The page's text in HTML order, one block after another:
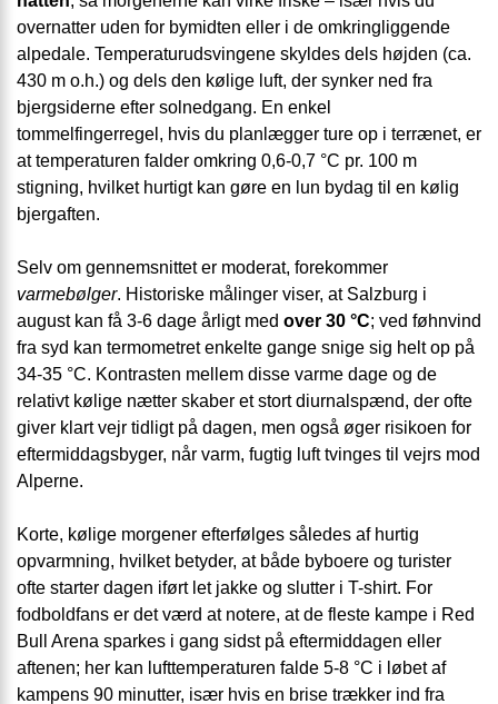
overnatter uden for bymidten eller i de omkringliggende
alpedale. Temperaturudsvingene skyldes dels højden (ca.
430 m o.h.) og dels den kølige luft, der synker ned fra
bjergsiderne efter solnedgang. En enkel
tommelfingerregel, hvis du planlægger ture op i terrænet, er
at temperaturen falder omkring 0,6-0,7 °C pr. 100 m
stigning, hvilket hurtigt kan gøre en lun bydag til en kølig
bjergaften.
Selv om gennemsnittet er moderat, forekommer
varmebølger. Historiske målinger viser, at Salzburg i
august kan få 3-6 dage årligt med over 30 °C; ved føhnvind
fra syd kan termometret enkelte gange snige sig helt op på
34-35 °C. Kontrasten mellem disse varme dage og de
relativt kølige nætter skaber et stort diurnal­spænd, der ofte
giver klart vejr tidligt på dagen, men også øger risikoen for
eftermiddagsbyger, når varm, fugtig luft tvinges til vejrs mod
Alperne.
Korte, kølige morgener efterfølges således af hurtig
opvarmning, hvilket betyder, at både byboere og turister
ofte starter dagen iført let jakke og slutter i T-shirt. For
fodboldfans er det værd at notere, at de fleste kampe i Red
Bull Arena sparkes i gang sidst på eftermiddagen eller
aftenen; her kan lufttemperaturen falde 5-8 °C i løbet af
kampens 90 minutter, især hvis en brise trækker ind fra